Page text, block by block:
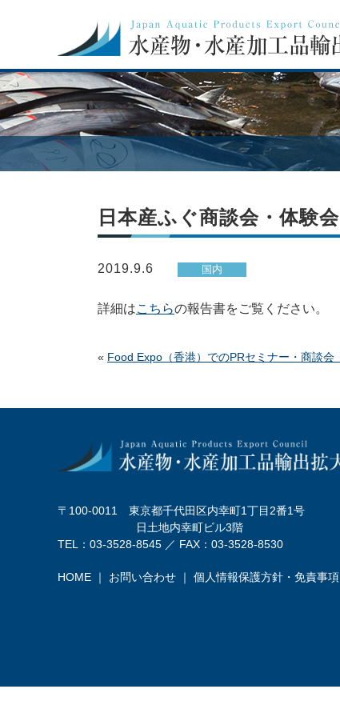
日本産ふぐ商談会・体験会
2019.9.6 国内
詳細はこちらの報告書をご覧ください。
« Food Expo（香港）でのPRセミナー・商談会
〒100-0011 東京都千代田区内幸町1丁目2番1号
日土地内幸町ビル3階
TEL：03-3528-8545 ／ FAX：03-3528-8530
HOME ｜ お問い合わせ ｜ 個人情報保護方針・免責事項